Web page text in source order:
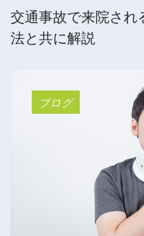
交通事故で来院さ
法と共に解説
ブログ